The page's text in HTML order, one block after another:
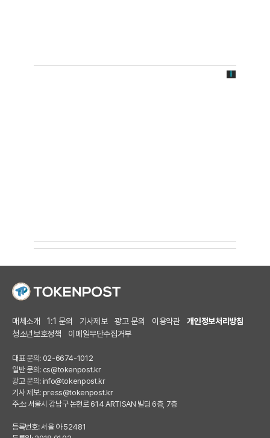
매체소개 1:1 문의 기사제보 광고 문의 이용약관
개인정보처리방침
청소년보호정책
이메일무단수집거부
대표 문의: 02-6674-1012
일반 문의: cs@tokenpost.kr
광고 문의: info@tokenpost.kr
기사 제보: press@tokenpost.kr
주소: 서울시 강남구 논현로 614 ARTISAN 빌딩 6층, 7층
등록번호: 서울 아 52481